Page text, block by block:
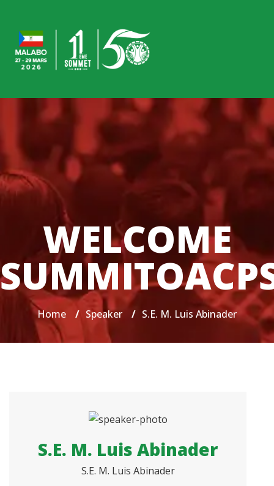
WELCOME
Home / Speaker / S.E. M. Luis Abinader
S.E. M. Luis Abinader
S.E. M. Luis Abinader